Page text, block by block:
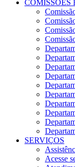
COMISSÕES
SERVIÇOS
Acesse